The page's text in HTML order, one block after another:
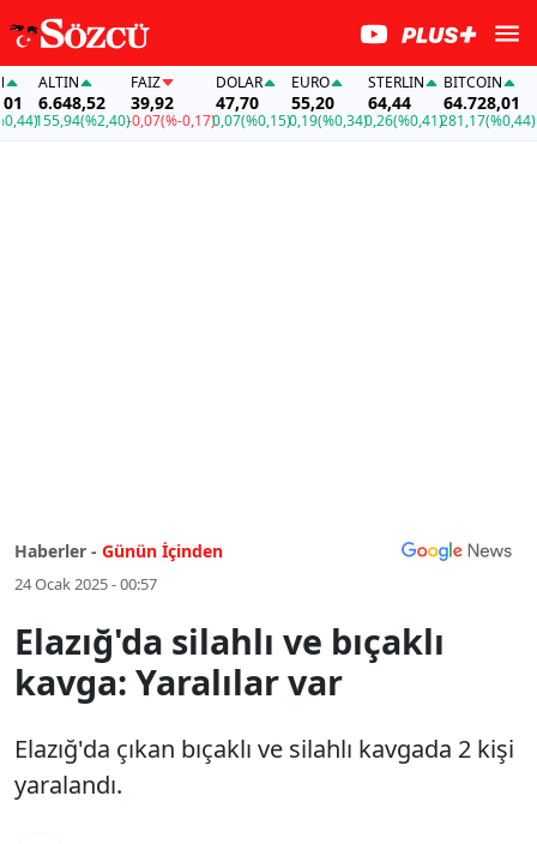
ALTIN
6.648,52
155,94(%2,40)
FAİZ
39,92
-0,07(%-0,17)
DOLAR
47,70
0,07(%0,15)
EURO
55,20
0,19(%0,34)
STERLIN
64,44
0,26(%0,41)
BITCOIN
64.728,01
281,17(%0,44)
Haberler - Günün İçinden
24 Ocak 2025 - 00:57
Elazığ'da silahlı ve bıçaklı
kavga: Yaralılar var
Elazığ'da çıkan bıçaklı ve silahlı kavgada 2 kişi
yaralandı.